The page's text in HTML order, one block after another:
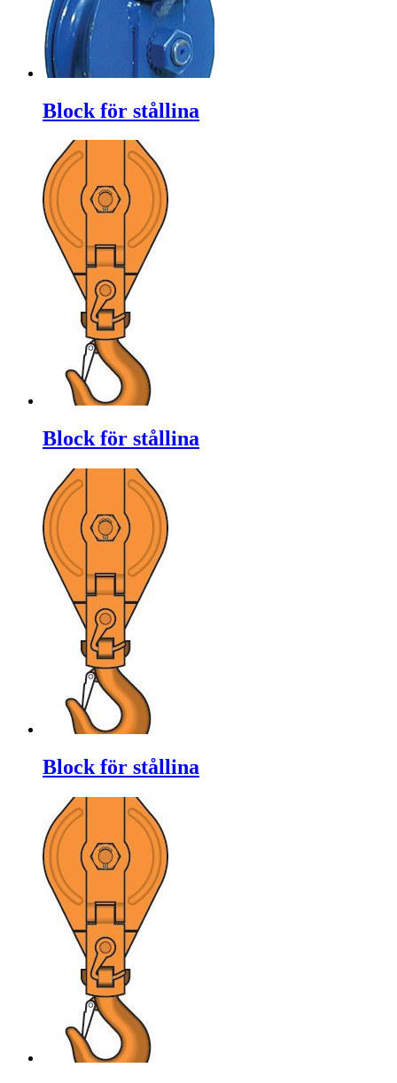
Block för stållina
Block för stållina
Block för stållina